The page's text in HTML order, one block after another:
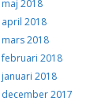
maj 2018
april 2018
mars 2018
februari 2018
januari 2018
december 2017